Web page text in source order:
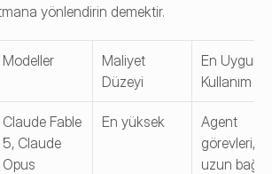
yönlendirin demektir.
Modeller
Maliyet
Düzeyi
En Uygun
Kullanım
Claude Fable
5, Claude
Opus
En yüksek
Agent
görevleri,
uzun